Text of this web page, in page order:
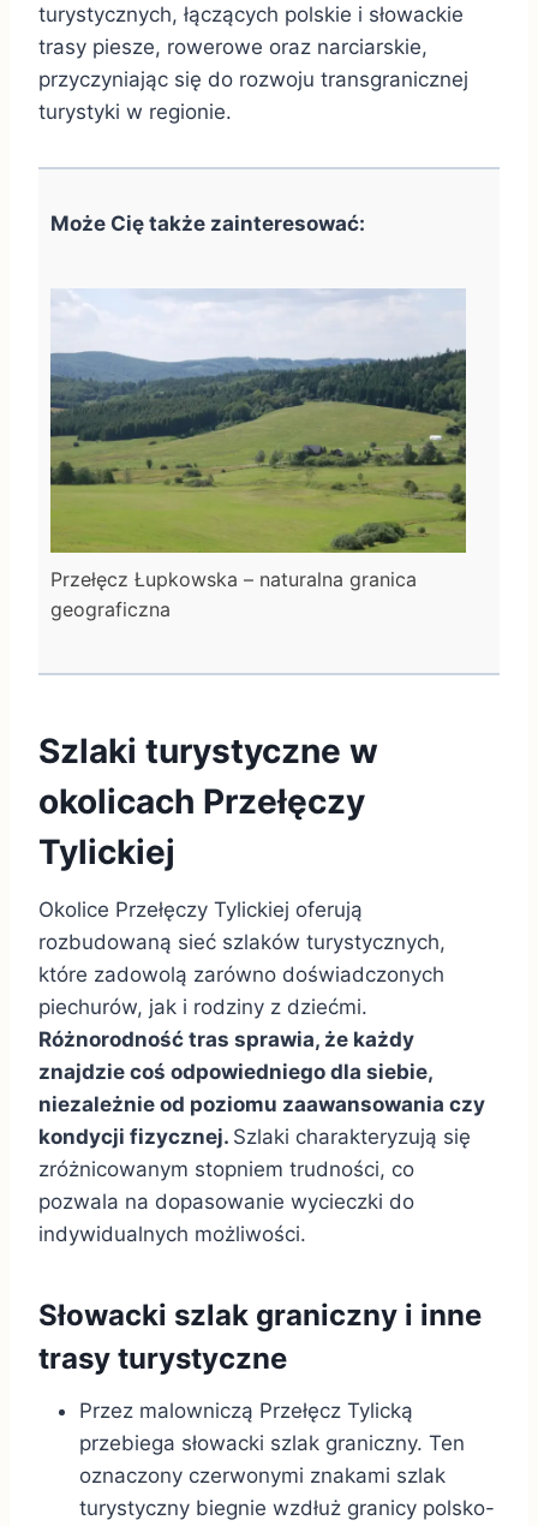
turystycznych, łączących polskie i słowackie
trasy piesze, rowerowe oraz narciarskie,
przyczyniając się do rozwoju transgranicznej
turystyki w regionie.
Może Cię także zainteresować:
Przełęcz Łupkowska – naturalna granica
geograficzna
Szlaki turystyczne w
okolicach Przełęczy
Tylickiej
Okolice Przełęczy Tylickiej oferują
rozbudowaną sieć szlaków turystycznych,
które zadowolą zarówno doświadczonych
piechurów, jak i rodziny z dziećmi.
Różnorodność tras sprawia, że każdy
znajdzie coś odpowiedniego dla siebie,
niezależnie od poziomu zaawansowania czy
kondycji fizycznej. Szlaki charakteryzują się
zróżnicowanym stopniem trudności, co
pozwala na dopasowanie wycieczki do
indywidualnych możliwości.
Słowacki szlak graniczny i inne
trasy turystyczne
Przez malowniczą Przełęcz Tylicką
przebiega słowacki szlak graniczny. Ten
oznaczony czerwonymi znakami szlak
turystyczny biegnie wzdłuż granicy polsko-